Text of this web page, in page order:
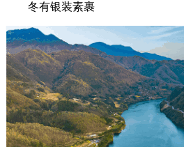
冬有银装素裹